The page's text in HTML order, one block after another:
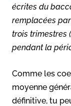
écrites du
remplacées par
trois trimestres
pendant la
Comme les
moyenne
définitive, tu